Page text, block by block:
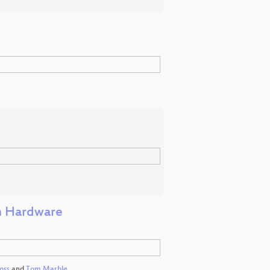
Hardware